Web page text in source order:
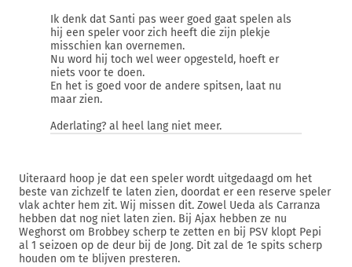
Ik denk dat Santi pas weer goed gaat spelen als
hij een speler voor zich heeft die zijn plekje
misschien kan overnemen.
Nu word hij toch wel weer opgesteld, hoeft er
niets voor te doen.
En het is goed voor de andere spitsen, laat nu
maar zien.
Aderlating? al heel lang niet meer.
Uiteraard hoop je dat een speler wordt uitgedaagd om het
beste van zichzelf te laten zien, doordat er een reserve speler
vlak achter hem zit. Wij missen dit. Zowel Ueda als Carranza
hebben dat nog niet laten zien. Bij Ajax hebben ze nu
Weghorst om Brobbey scherp te zetten en bij PSV klopt Pepi
al 1 seizoen op de deur bij de Jong. Dit zal de 1e spits scherp
houden om te blijven presteren.